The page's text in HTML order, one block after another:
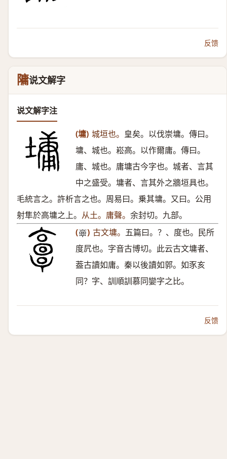
反馈
䧡说文解字
说文解字注
(墉) 城垣也。 皇矣。以伐崇墉。傳曰。
墉、城也。崧高。以作爾庸。傳曰。
庸、城也。庸墉古今字也。城者、言其
中之盛受。墉者、言其外之牆垣具也。
毛統言之。許析言之也。周易曰。乗其墉。又曰。公用
射隼於高墉之上。 从土。庸聲。 余封切。九部。
(𩫖 ) 古文墉。 五篇曰。？、度也。民所
度凥也。字音古博切。此云古文墉者、
葢古讀如庸。秦以後讀如郭。如豕亥
同？字、訓順訓慕同孌字之比。
反馈